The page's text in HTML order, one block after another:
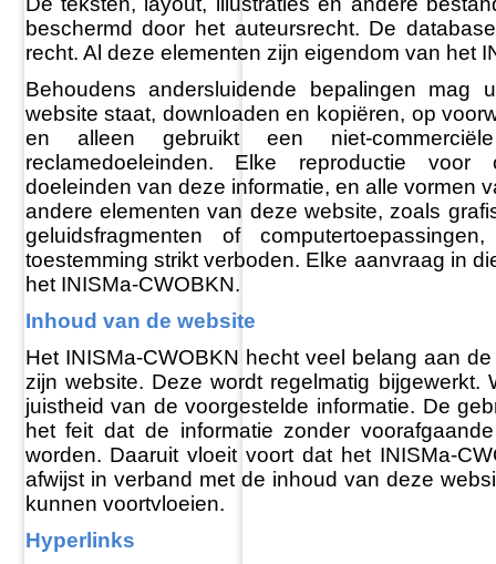
beschermd door het auteursrecht. De
recht. Al deze elementen zijn eigendom van het
Behoudens andersluidende bepalingen
website staat, downloaden en kopiëren, op
en alleen gebruikt een niet-
reclamedoeleinden. Elke reproductie voor
doeleinden van deze informatie, en alle vormen
andere elementen van deze website, zoals
geluidsfragmenten of
toestemming strikt verboden. Elke aanvraag in
het INISMa-CWOBKN.
Inhoud van de website
Het INISMa-CWOBKN hecht veel belang aan
zijn website. Deze wordt regelmatig bijgewerkt.
juistheid van de voorgestelde informatie. De
het feit dat de informatie zonder
worden. Daaruit vloeit voort dat het INISMa-
afwijst in verband met de inhoud van deze
kunnen voortvloeien.
Hyperlinks